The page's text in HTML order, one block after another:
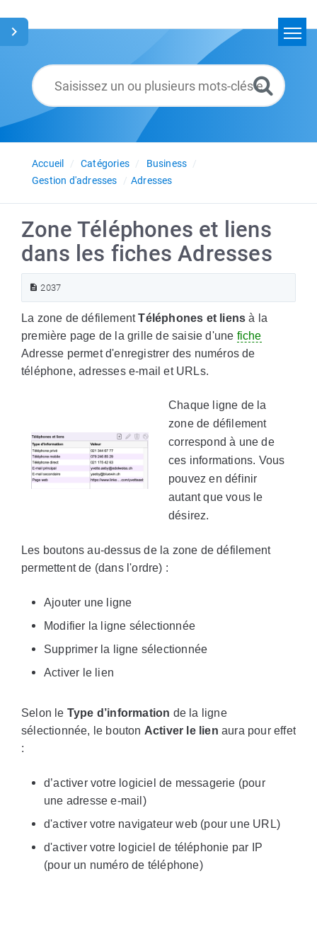
Glossaire
Français
Accueil
Catégories
Business
Gestion d'adresses
Adresses
Zone Téléphones et liens
dans les fiches Adresses
2037
La zone de défilementTéléphones et liens à la
première page de la grille de saisie d'une fiche
Adresse permet d'enregistrer des numéros de
téléphone, adresses e-mail et URLs.
Chaque ligne de la
zone de défilement
correspond à une de
ces informations. Vous
pouvez en définir
autant que vous le
désirez.
Les boutons au-dessus de la zone de défilement
permettent de (dans l'ordre) :
Ajouter une ligne
Modifier la ligne sélectionnée
Supprimer la ligne sélectionnée
Activer le lien
Selon le Type d’information de la ligne
sélectionnée, le bouton Activer le lien aura pour effet
:
d’activer votre logiciel de messagerie (pour
une adresse e-mail)
d'activer votre navigateur web (pour une URL)
d'activer votre logiciel de téléphonie par IP
(pour un numéro de téléphone)